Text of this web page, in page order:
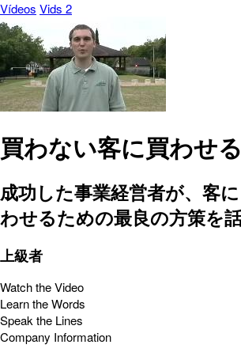
Vídeos Vids 2
買わない客に買わせ
成功した事業経営者が、客
わせるための最良の方策を話
上級者
Watch the Video
Learn the Words
Speak the Lines
Company Information